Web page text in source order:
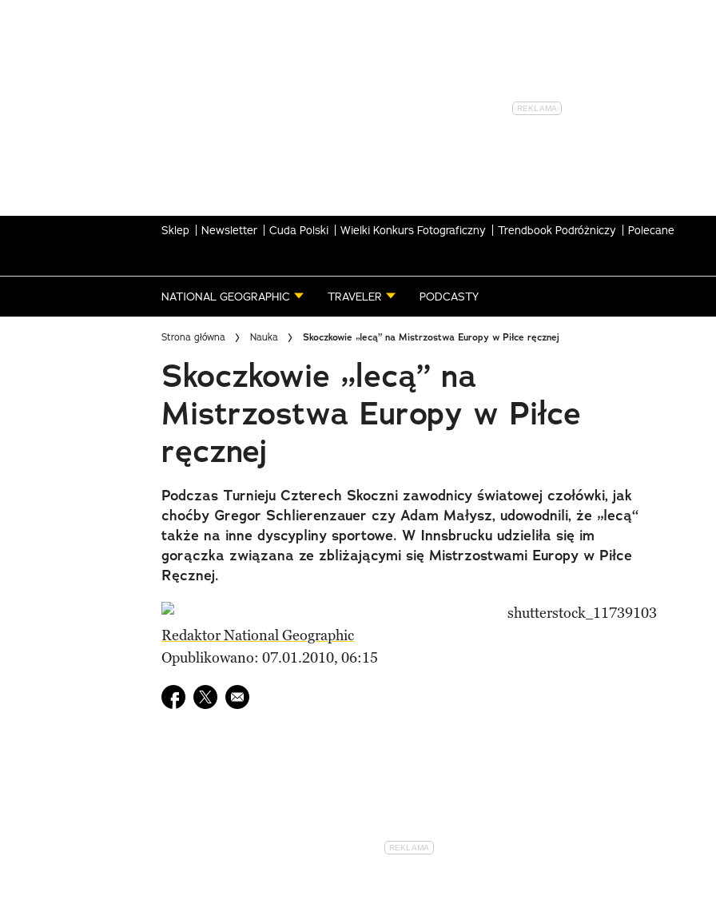
Sklep Newsletter Cuda Polski Wielki Konkurs Fotograficzny Trendbook Podróżniczy Polecane
NATIONAL GEOGRAPHIC TRAVELER PODCASTY
Strona główna Nauka Skoczkowie „lecą” na Mistrzostwa Europy w Piłce ręcznej
Skoczkowie „lecą” na
Mistrzostwa Europy w Piłce
ręcznej
Podczas Turnieju Czterech Skoczni zawodnicy światowej czołówki, jak
choćby Gregor Schlierenzauer czy Adam Małysz, udowodnili, że „lecą“
także na inne dyscypliny sportowe. W Innsbrucku udzieliła się im
gorączka związana ze zbliżającymi się Mistrzostwami Europy w Piłce
Ręcznej.
Redaktor National Geographic
Opublikowano: 07.01.2010, 06:15
Udostępnij na facebook
Udostępnij na twitter
E-mail do przyjaciela